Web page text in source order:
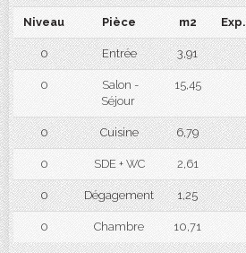
Niveau Pièce m2 Exp.
0 Entrée 3,91
0
Salon -
Séjour
15,45
0 Cuisine 6,79
0 SDE + WC 2,61
0 Dégagement 1,25
0 Chambre 10,71